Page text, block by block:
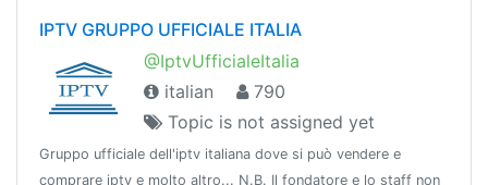
IPTV GRUPPO UFFICIALE ITALIA
@IptvUfficialeItalia
italian
790
Topic is not assigned yet
Gruppo ufficiale dell'iptv italiana dove si può vendere e
comprare iptv e molto altro... N.B. Il fondatore e lo staff non